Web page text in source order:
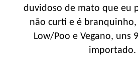
duvidoso de mato que eu
não curti e é
Low/Poo e Vegano, uns
importado.